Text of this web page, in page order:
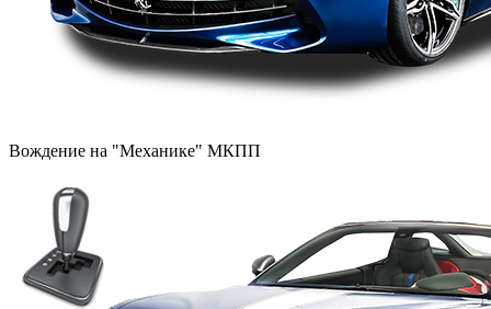
Вождение на "Механике" МКПП